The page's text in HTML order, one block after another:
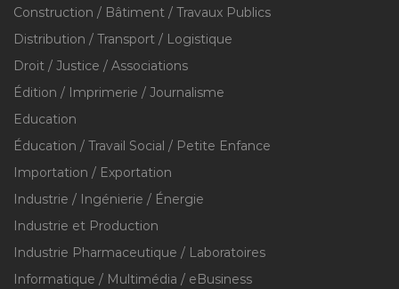
Construction / Bâtiment / Travaux Publics
Distribution / Transport / Logistique
Droit / Justice / Associations
Édition / Imprimerie / Journalisme
Education
Éducation / Travail Social / Petite Enfance
Importation / Exportation
Industrie / Ingénierie / Énergie
Industrie et Production
Industrie Pharmaceutique / Laboratoires
Informatique / Multimédia / eBusiness